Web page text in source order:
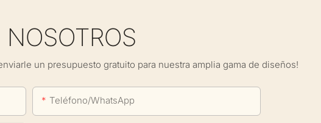
un presupuesto gratuito para nuestra amplia gama de diseños!
Teléfono/WhatsApp